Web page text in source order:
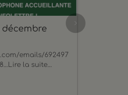
emails/692497
la suite...
Next